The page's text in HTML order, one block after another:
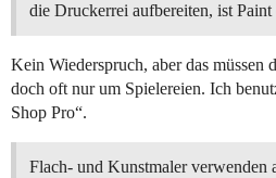
die Druckerrei aufbereiten, ist
Kein Wiederspruch, aber das müssen
doch oft nur um Spielereien. Ich
Shop Pro“.
Flach- und Kunstmaler verwenden